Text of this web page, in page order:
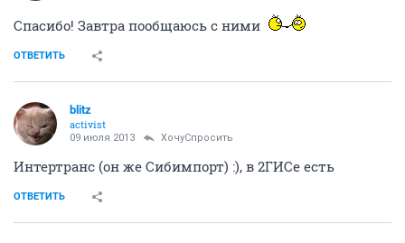
Спасибо! Завтра пообщаюсь с ними
ОТВЕТИТЬ
blitz
activist
09 июля 2013 ХочуСпросить
Интертранс (он же Сибимпорт) :), в 2ГИСе есть
ОТВЕТИТЬ